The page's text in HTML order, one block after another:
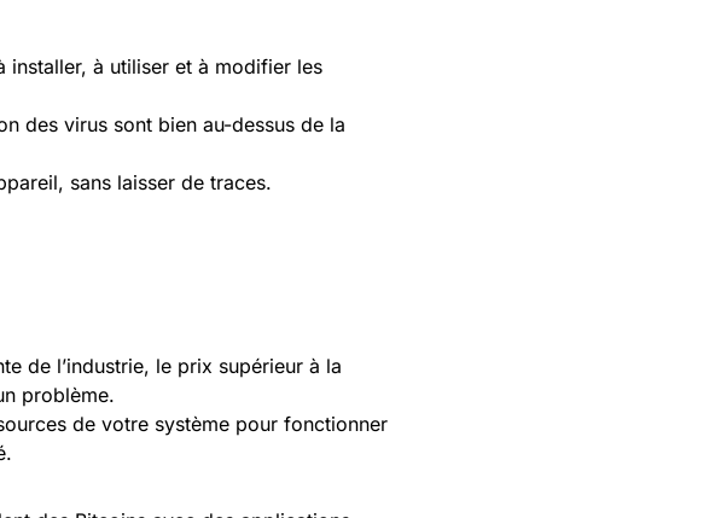
installer, à utiliser et à modifier les
des virus sont bien au-dessus de la
sans laisser de traces.
de l’industrie, le prix supérieur à la
problème.
de votre système pour fonctionner